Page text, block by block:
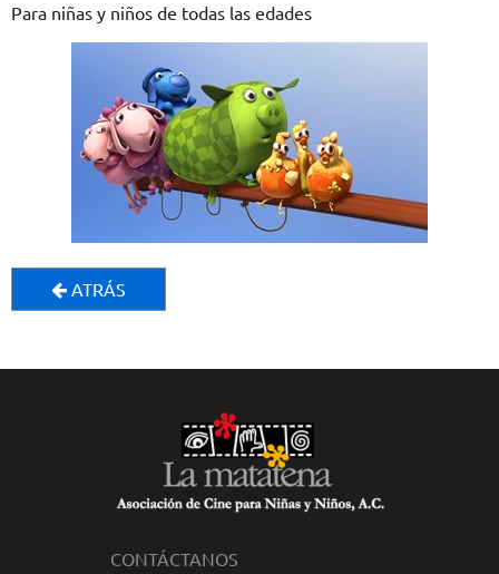
Para niñas y niños de todas las edades
ATRÁS
CONTÁCTANOS